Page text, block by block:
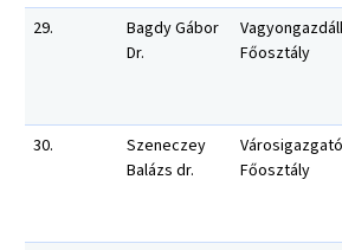
29.
Bagdy Gábor
Dr.
Főosztály
30.
Szeneczey
Balázs dr.
Főosztály